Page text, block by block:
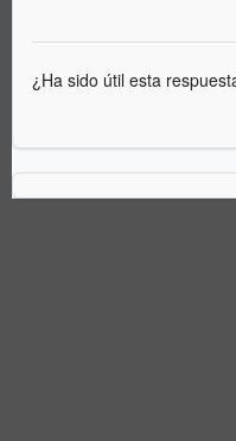
¿Ha sido útil esta